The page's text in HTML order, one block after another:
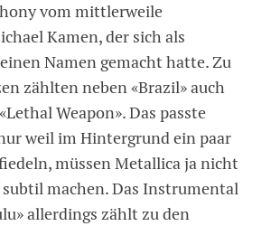
vom mittlerweile
Kamen, der sich als
Namen gemacht hatte. Zu
zählten neben «Brazil» auch
Weapon». Das passte
weil im Hintergrund ein paar
müssen Metallica ja nicht
machen. Das Instrumental
allerdings zählt zu den